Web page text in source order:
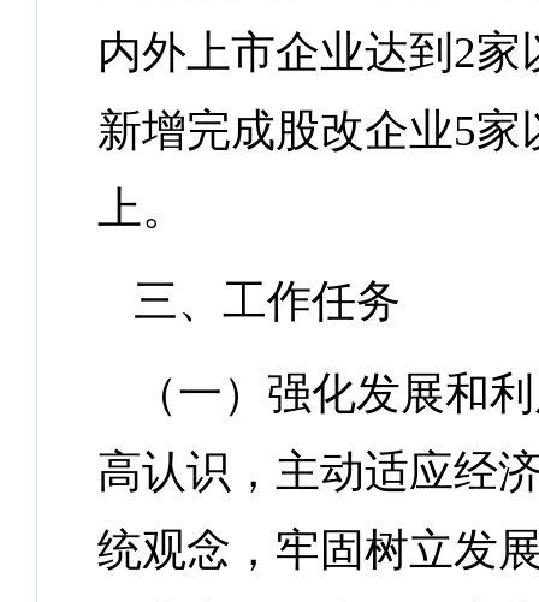
内外上市企业达到2
新增完成股改企业5
上。
三、工作任务
（一）强化发展和
高认识，主动适应经
统观念，牢固树立发